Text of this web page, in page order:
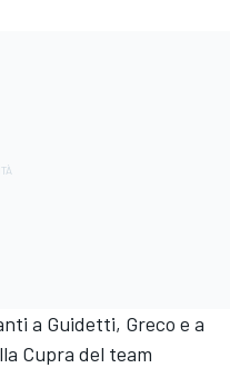
a Guidetti, Greco e a
Cupra del team